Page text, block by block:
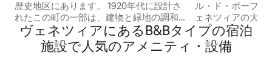
歴史地区にあります。 1920年代に設計さ
れたこの町の一部は、建物と緑地の調和
のとれた関係を保っています。 ヴィア・
カステッリは、手入れの行き届いた緑の
花壇の端にある何世紀も前のトネリコの
ル・ド・ボーフ）
ェネツィアの大
ントラルルーム
ェネツィアで最
の1つ、フォンダ
ヴェネツィアにあるB&Bタイプの宿泊
施設で人気のアメニティ・設備